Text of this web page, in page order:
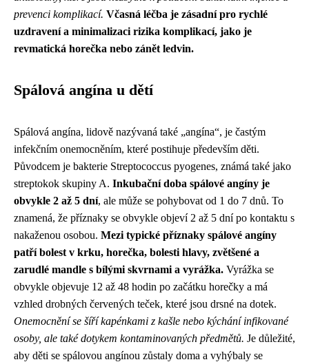
prevenci komplikací. Včasná léčba je zásadní pro rychlé
uzdravení a minimalizaci rizika komplikací, jako je
revmatická horečka nebo zánět ledvin.
Spálová angína u dětí
Spálová angína, lidově nazývaná také „angína“, je častým
infekčním onemocněním, které postihuje především děti.
Původcem je bakterie Streptococcus pyogenes, známá také jako
streptokok skupiny A. Inkubační doba spálové angíny je
obvykle 2 až 5 dní, ale může se pohybovat od 1 do 7 dnů. To
znamená, že příznaky se obvykle objeví 2 až 5 dní po kontaktu s
nakaženou osobou. Mezi typické příznaky spálové angíny
patří bolest v krku, horečka, bolesti hlavy, zvětšené a
zarudlé mandle s bílými skvrnami a vyrážka. Vyrážka se
obvykle objevuje 12 až 48 hodin po začátku horečky a má
vzhled drobných červených teček, které jsou drsné na dotek.
Onemocnění se šíří kapénkami z kašle nebo kýchání infikované
osoby, ale také dotykem kontaminovaných předmětů. Je důležité,
aby děti se spálovou angínou zůstaly doma a vyhýbaly se